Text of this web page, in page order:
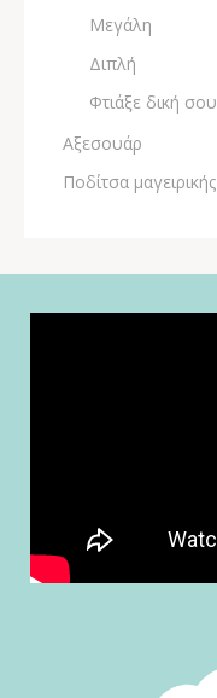
Μεγάλη
Διπλή
Φτιάξε δική σου
Αξεσουάρ
Ποδίτσα μαγειρικής